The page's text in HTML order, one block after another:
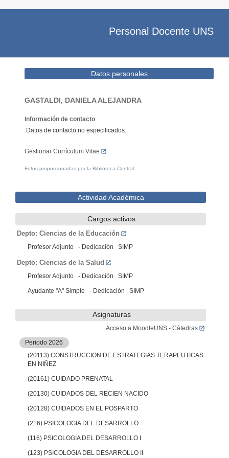
Personal Docente UNS
Datos personales
GASTALDI, DANIELA ALEJANDRA
Información de contacto
Datos de contacto no especificados.
Gestionar Currículum Vitae
Fotos proporcionadas por la Biblioteca Central
Actividad Académica
Cargos activos
Depto: Ciencias de la Educación
Profesor Adjunto - Dedicación SIMP
Depto: Ciencias de la Salud
Profesor Adjunto - Dedicación SIMP
Ayudante "A" Simple - Dedicación SIMP
Asignaturas
Acceso a MoodleUNS - Cátedras
Periodo 2026
(20113) CONSTRUCCION DE ESTRATEGIAS TERAPEUTICAS
EN NIÑEZ
(20161) CUIDADO PRENATAL
(20130) CUIDADOS DEL RECIEN NACIDO
(20128) CUIDADOS EN EL POSPARTO
(216) PSICOLOGIA DEL DESARROLLO
(116) PSICOLOGIA DEL DESARROLLO I
(123) PSICOLOGIA DEL DESARROLLO II